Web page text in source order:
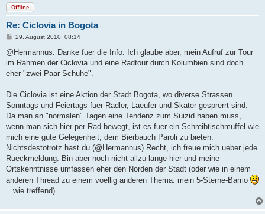
Offline
Re: Ciclovia in Bogota
B
i
r
a
29. August 2010, 08:14
@Hermannus: Danke fuer die Info. Ich glaube aber, mein Aufruf zur Tour
im Rahmen der Ciclovia und eine Radtour durch Kolumbien sind doch
eher "zwei Paar Schuhe".
Die Ciclovia ist eine Aktion der Stadt Bogota, wo diverse Strassen
Sonntags und Feiertags fuer Radler, Laeufer und Skater gesprerrt sind.
Da man an "normalen" Tagen eine Tendenz zum Suizid haben muss,
wenn man sich hier per Rad bewegt, ist es fuer ein Schreibtischmuffel wie
mich eine gute Gelegenheit, dem Bierbauch Paroli zu bieten.
Nichtsdestotrotz hast du (@Hermannus) Recht, ich freue mich ueber jede
Rueckmeldung. Bin aber noch nicht allzu lange hier und meine
Ortskenntnisse umfassen eher den Norden der Stadt (oder wie in einem
anderen Thread zu einem voellig anderen Thema: mein 5-Sterne-Barrio
.. wie treffend).